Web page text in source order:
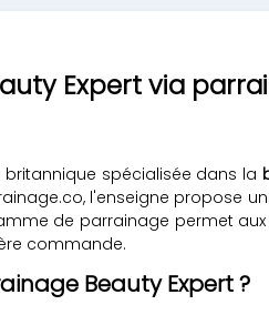
Expert via
britannique spécialisée dans la
l'enseigne propose
de parrainage permet
commande.
Beauty Expert ?